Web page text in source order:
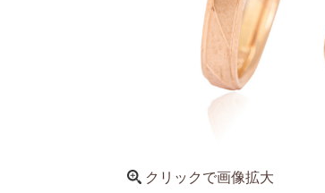
クリックで画像拡大